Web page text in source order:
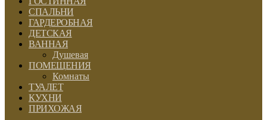
СПАЛЬНИ
ГАРДЕРОБНАЯ
ДЕТСКАЯ
ВАННАЯ
Душевая
ПОМЕЩЕНИЯ
Комнаты
ТУАЛЕТ
КУХНИ
ПРИХОЖАЯ